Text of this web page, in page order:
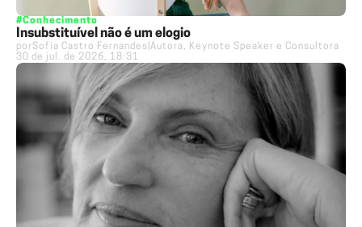
#Conhecimento
Insubstituível não é um elogio
porSofia Castro Fernandes Autora, Keynote Speaker e Consultora
30 de jul. de 2026, 18:31